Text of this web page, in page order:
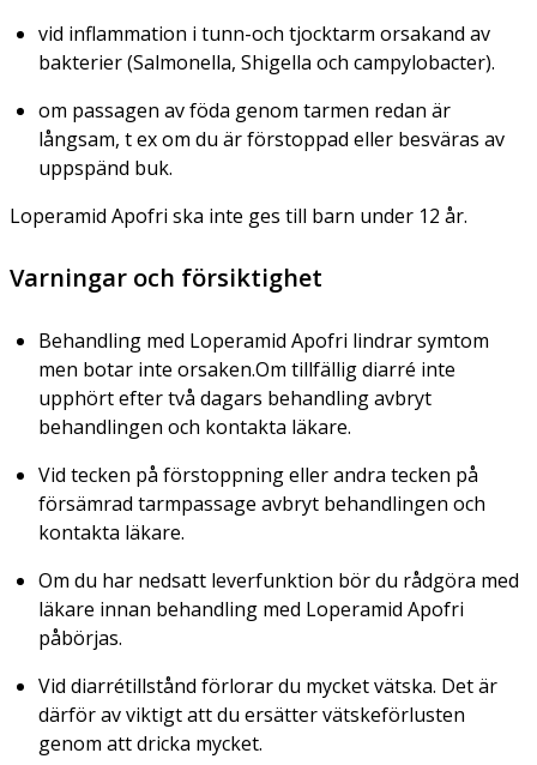
vid inflammation i tunn-och tjocktarm orsakand av
bakterier (Salmonella, Shigella och campylobacter).
om passagen av föda genom tarmen redan är
långsam, t ex om du är förstoppad eller besväras av
uppspänd buk.
Loperamid Apofri ska inte ges till barn under 12 år.
Varningar och försiktighet
Behandling med Loperamid Apofri lindrar symtom
men botar inte orsaken.Om tillfällig diarré inte
upphört efter två dagars behandling avbryt
behandlingen och kontakta läkare.
Vid tecken på förstoppning eller andra tecken på
försämrad tarmpassage avbryt behandlingen och
kontakta läkare.
Om du har nedsatt leverfunktion bör du rådgöra med
läkare innan behandling med Loperamid Apofri
påbörjas.
Vid diarrétillstånd förlorar du mycket vätska. Det är
därför av viktigt att du ersätter vätskeförlusten
genom att dricka mycket.